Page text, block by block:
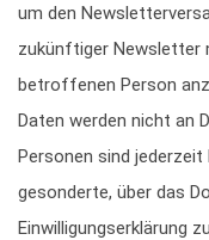
um den
zukünftiger Newsletter
betroffenen Person
Daten werden nicht an
Personen sind
gesonderte, über das
Einwilligungserklärung